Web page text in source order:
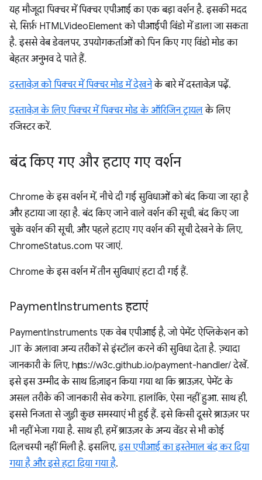
यह मौजूदा पिक्चर में पिक्चर एपीआई का एक बड़ा वर्शन है. इसकी मदद
से, सिर्फ़ HTMLVideoElement को पीआईपी विंडो में डाला जा सकता
है. इससे वेब डेवलपर, उपयोगकर्ताओं को पिन किए गए विंडो मोड का
बेहतर अनुभव दे पाते हैं.
दस्तावेज़ को पिक्चर में पिक्चर मोड में देखनेके बारे में दस्तावेज़ पढ़ें.
दस्तावेज़ के लिए पिक्चर में पिक्चर मोड के ऑरिजिन ट्रायलके लिए
रजिस्टर करें.
बंद किए गए और हटाए गए वर्शन
Chrome के इस वर्शन में, नीचे दी गई सुविधाओं को बंद किया जा रहा है
और हटाया जा रहा है. बंद किए जाने वाले वर्शन की सूची, बंद किए जा
चुके वर्शन की सूची, और पहले हटाए गए वर्शन की सूची देखने के लिए,
ChromeStatus.com पर जाएं.
Chrome के इस वर्शन में तीन सुविधाएं हटा दी गई हैं.
PaymentInstruments हटाएं
PaymentInstruments एक वेब एपीआई है, जो पेमेंट ऐप्लिकेशन को
JIT के अलावा अन्य तरीकों से इंस्टॉल करने की सुविधा देता है. ज़्यादा
जानकारी के लिए, https://w3c.github.io/payment-handler/ देखें.
इसे इस उम्मीद के साथ डिज़ाइन किया गया था कि ब्राउज़र, पेमेंट के
असल तरीके की जानकारी सेव करेगा. हालांकि, ऐसा नहीं हुआ. साथ ही,
इससे निजता से जुड़ी कुछ समस्याएं भी हुई हैं. इसे किसी दूसरे ब्राउज़र पर
भी नहीं भेजा गया है. साथ ही, हमें ब्राउज़र के अन्य वेंडर से भी कोई
दिलचस्पी नहीं मिली है. इसलिए,इस एपीआई का इस्तेमाल बंद कर दिया
गया है और इसे हटा दिया गया है.